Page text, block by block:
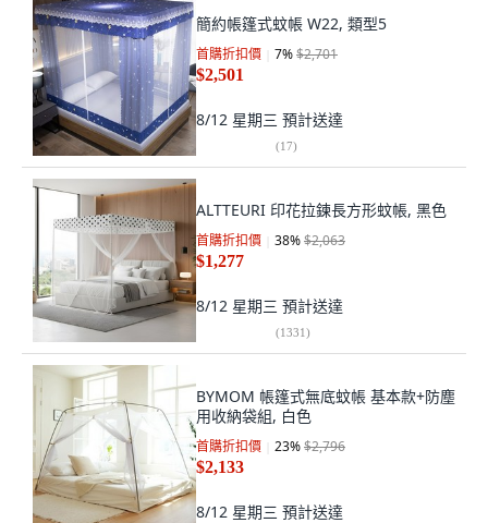
簡約帳篷式蚊帳 W22, 類型5
首購折扣價 7%$2,701
$2,501
8/12 星期三 預計送達
(17)
ALTTEURI 印花拉鍊長方形蚊帳, 黑色
首購折扣價 38%$2,063
$1,277
8/12 星期三 預計送達
(1331)
BYMOM 帳篷式無底蚊帳 基本款+防塵
用收納袋組, 白色
首購折扣價 23%$2,796
$2,133
8/12 星期三 預計送達